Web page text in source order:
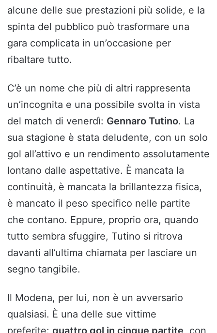
alcune delle sue prestazioni più solide, e la
spinta del pubblico può trasformare una
gara complicata in un’occasione per
ribaltare tutto.
C’è un nome che più di altri rappresenta
un’incognita e una possibile svolta in vista
del match di venerdì: Gennaro Tutino. La
sua stagione è stata deludente, con un solo
gol all’attivo e un rendimento assolutamente
lontano dalle aspettative. È mancata la
continuità, è mancata la brillantezza fisica,
è mancato il peso specifico nelle partite
che contano. Eppure, proprio ora, quando
tutto sembra sfuggire, Tutino si ritrova
davanti all’ultima chiamata per lasciare un
segno tangibile.
Il Modena, per lui, non è un avversario
qualsiasi. È una delle sue vittime
preferite: quattro gol in cinque partite , con